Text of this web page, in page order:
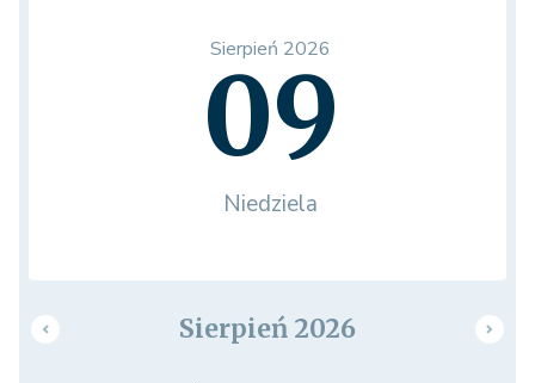
Sierpień 2026
09
Niedziela
Sierpień 2026